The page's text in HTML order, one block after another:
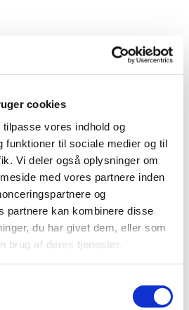
cookies
vores indhold og
funktioner til sociale medier og til
Vi deler også oplysninger om
med vores partnere inden
og
partnere kan kombinere disse
du har givet dem, eller som
brug af deres tjenester.